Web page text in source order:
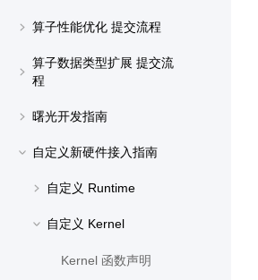
算子性能优化 提交流程
算子数据类型扩展 提交流
程
曙光开发指南
自定义新硬件接入指南
自定义 Runtime
自定义 Kernel
Kernel 函数声明